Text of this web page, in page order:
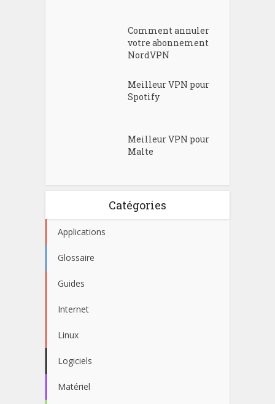
Comment annuler
votre abonnement
NordVPN
Meilleur VPN pour
Spotify
Meilleur VPN pour
Malte
Catégories
Applications
Glossaire
Guides
Internet
Linux
Logiciels
Matériel